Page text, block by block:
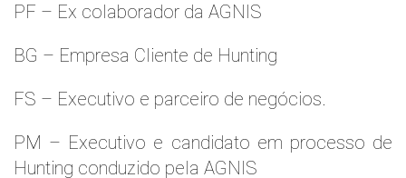
PF – Ex colaborador da AGNIS
BG – Empresa Cliente de Hunting
FS – Executivo e parceiro de negócios.
PM – Executivo e candidato em processo de
Hunting conduzido pela AGNIS